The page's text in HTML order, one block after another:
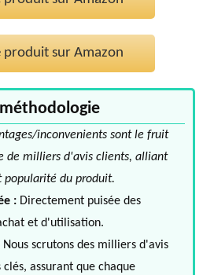
produit sur Amazon
inconvenients sont le fruit
de milliers d'avis clients, alliant
popularité du produit.
: Directement puisée des
et d'utilisation.
Nous scrutons des milliers d'avis
assurant que chaque